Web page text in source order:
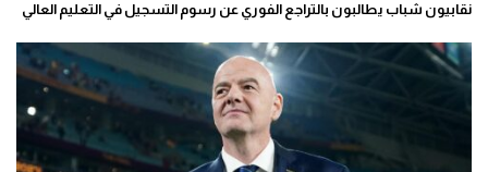
نقابيون شباب يطالبون بالتراجع الفوري عن رسوم التسجيل في التعليم العالي